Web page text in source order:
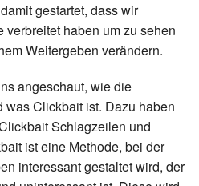
gestartet, dass wir
haben um zu sehen
Weitergeben verändern.
angeschaut, wie die
was Clickbait ist. Dazu haben
Schlagzeilen und
ist eine Methode, bei der
interessant gestaltet wird, der